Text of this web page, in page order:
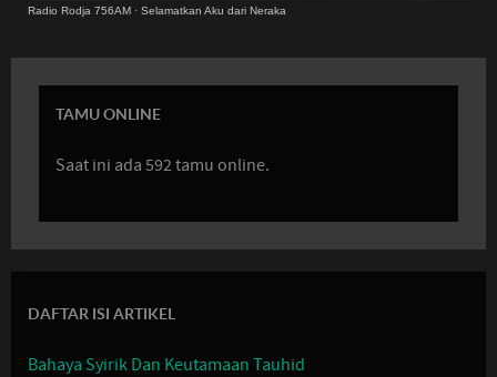
Radio Rodja 756AM · Selamatkan Aku dari Neraka
TAMU ONLINE
Saat ini ada 592 tamu online.
DAFTAR ISI ARTIKEL
Bahaya Syirik Dan Keutamaan Tauhid